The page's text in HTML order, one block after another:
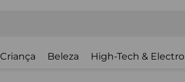
Criança Beleza High-Tech & Electro